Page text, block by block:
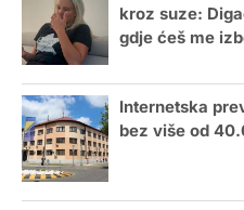
kroz suze:
gdje ćeš me
Internetska
bez više od